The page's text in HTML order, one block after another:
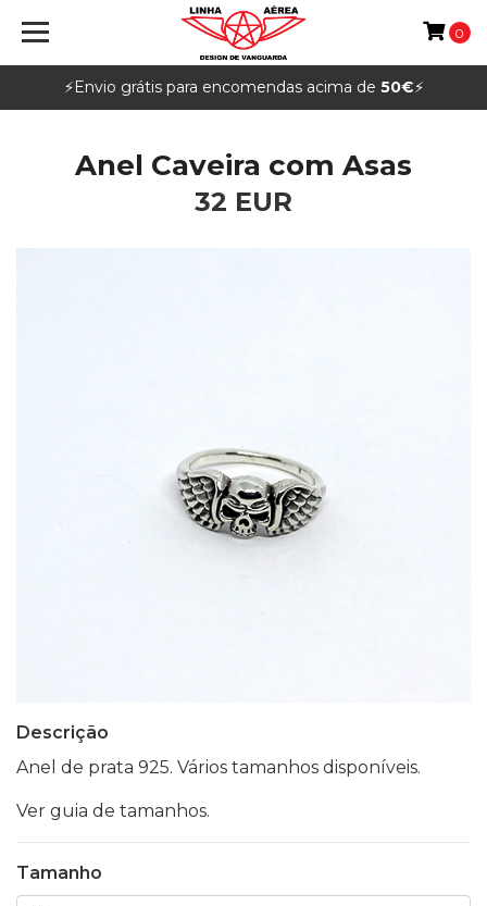
⚡️Envio grátis para encomendas acima de 50€⚡️
0
Anel Caveira com Asas
32 EUR
Descrição
Anel de prata 925. Vários tamanhos disponíveis.
Ver guia de tamanhos.
Tamanho